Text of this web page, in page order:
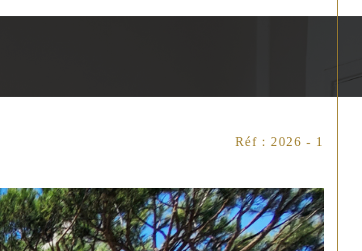
Mas Garages
Réf : 2026 - 1